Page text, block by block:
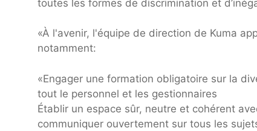
toutes les formes de discrimination et
«À l'avenir, l'équipe de direction de Kuma
notamment:
«Engager une formation obligatoire sur la
tout le personnel et les gestionnaires
Établir un espace sûr, neutre et cohérent
communiquer ouvertement sur tous les